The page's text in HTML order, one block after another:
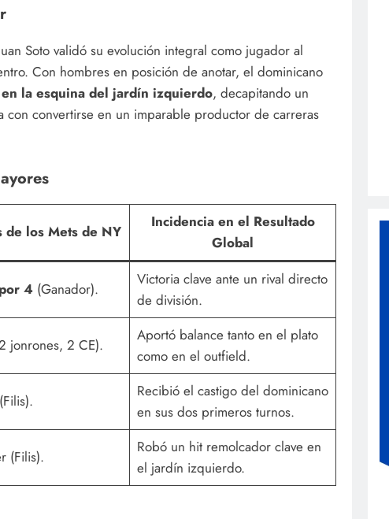
Soto validó su evolución integral como jugador al
Con hombres en posición de anotar, el dominicano
la esquina del jardín izquierdo, decapitando un
convertirse en un imparable productor de carreras
de los Mets de NY
Incidencia en el Resultado
Global
4(Ganador).
Victoria clave ante un rival directo
de división.
jonrones, 2 CE).
Aportó balance tanto en el plato
como en el outfield.
Recibió el castigo del dominicano
en sus dos primeros turnos.
(Filis).
Robó un hit remolcador clave en
el jardín izquierdo.